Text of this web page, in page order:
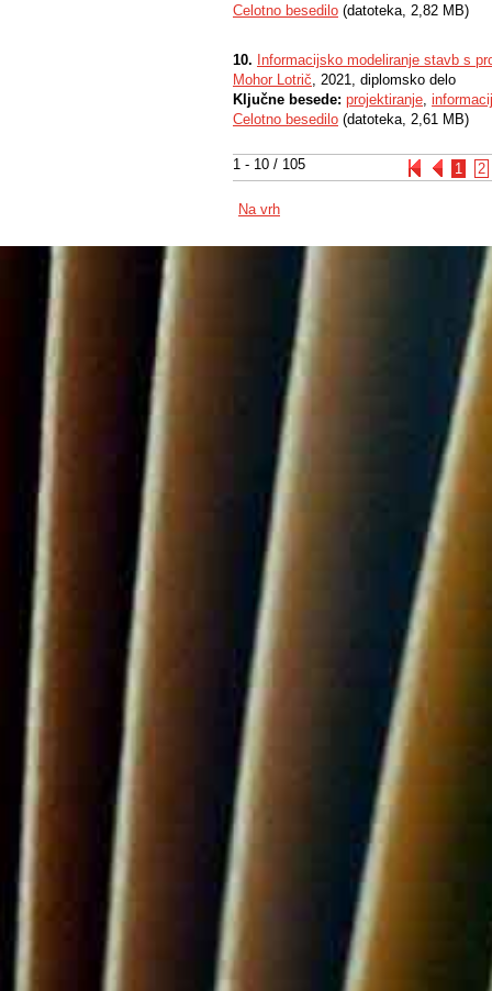
1 - 10 / 105 1 2
Celotno besedilo (datoteka, 2,82 MB)
10. Informacijsko modeliranje stavb s
Mohor Lotrič, 2021, diplomsko delo
Ključne besede: projektiranje,
Celotno besedilo (datoteka, 2,61 MB)
Na vrh